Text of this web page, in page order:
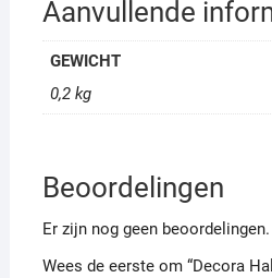
Aanvullende
GEWICHT
0,2 kg
Beoordelingen
Er zijn nog geen beoordelingen.
Wees de eerste om “Decora